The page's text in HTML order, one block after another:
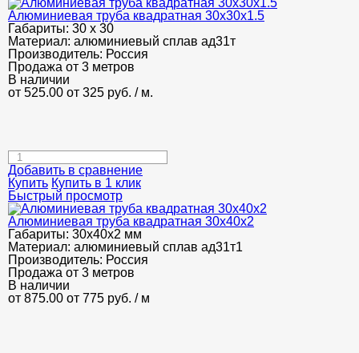
Алюминиевая труба квадратная 30х30х1.5
Габариты: 30 х 30
Материал: алюминиевый сплав ад31т
Производитель: Россия
Продажа от 3 метров
В наличии
от 525.00 от 325 руб. / м.
Добавить в сравнение
Купить Купить в 1 клик
Быстрый просмотр
Алюминиевая труба квадратная 30х40х2
Габариты: 30х40х2 мм
Материал: алюминиевый сплав ад31т1
Производитель: Россия
Продажа от 3 метров
В наличии
от 875.00 от 775 руб. / м